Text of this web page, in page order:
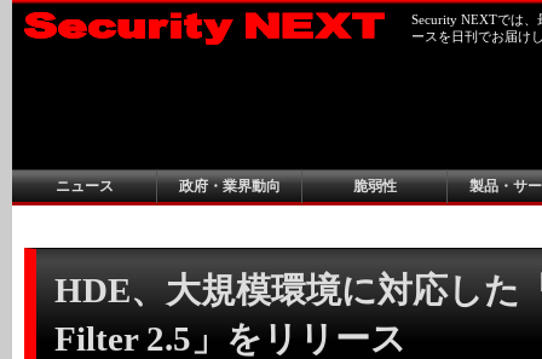
Security NEXTでは
ースを日刊でお届け
ニュース 政府・業界動向 脆弱性 製品・サ
HDE、大規模環境に対応した
Filter 2.5」をリリース